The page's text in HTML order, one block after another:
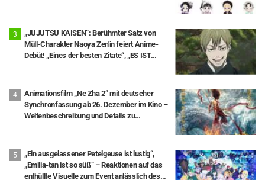
Kämpfern angekündigt
„JUJUTSU KAISEN“: Berühmter Satz von
Müll-Charakter Naoya Zen'in feiert Anime-
Debüt! „Eines der besten Zitate“, „ES IST
Animationsfilm „Ne Zha 2” mit deutscher
Synchronfassung ab 26. Dezember im Kino –
Weltenbeschreibung und Details zu
„Ein ausgelassener Petelgeuse ist lustig“,
„Emilia-tan ist so süß“ – Reaktionen auf das
enthüllte Visuelle zum Event anlässlich des